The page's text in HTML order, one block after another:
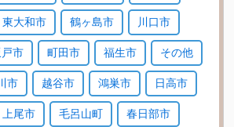
東大和市 鶴ヶ島市 川口市
市 町田市 福生市 その他
市 越谷市 鴻巣市 日高市
上尾市 毛呂山町 春日部市